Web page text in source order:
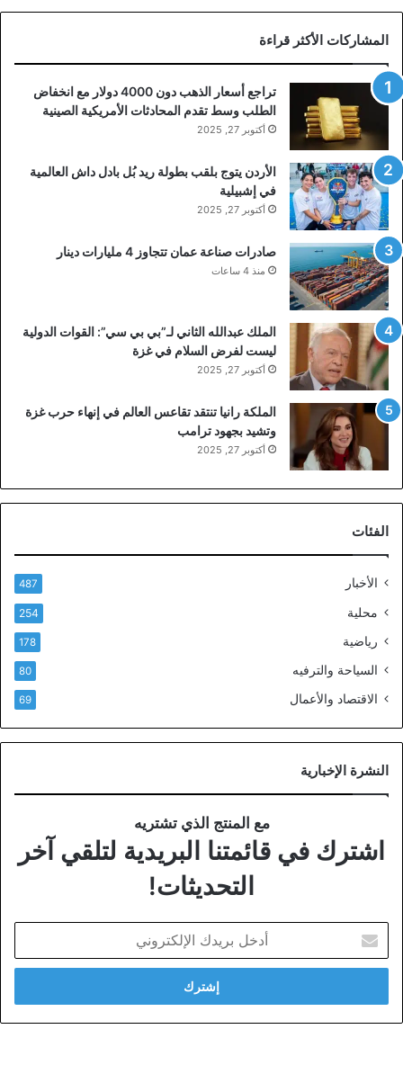
المشاركات الأكثر قراءة
تراجع أسعار الذهب دون 4000 دولار مع انخفاض
الطلب وسط تقدم المحادثات الأمريكية الصينية
أكتوبر 27, 2025
الأردن يتوج بلقب بطولة ريد بُل بادل داش العالمية
في إشبيلية
أكتوبر 27, 2025
صادرات صناعة عمان تتجاوز 4 مليارات دينار
منذ 4 ساعات
الملك عبدالله الثاني لـ”بي بي سي”: القوات الدولية
ليست لفرض السلام في غزة
أكتوبر 27, 2025
الملكة رانيا تنتقد تقاعس العالم في إنهاء حرب غزة
وتشيد بجهود ترامب
أكتوبر 27, 2025
الفئات
الأخبار 487
محلية 254
رياضية 178
السياحة والترفيه 80
الاقتصاد والأعمال 69
النشرة الإخبارية
مع المنتج الذي تشتريه
اشترك في قائمتنا البريدية لتلقي آخر
التحديثات!
بريدك
الإلكتروني